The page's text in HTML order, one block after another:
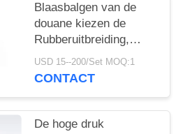
Blaasbalgen van de
douane kiezen de
Rubberuitbreiding,
Flexibele
Uitbreidingsverbindingen
USD 15--200/Set MOQ:1
CONTACT
De hoge druk